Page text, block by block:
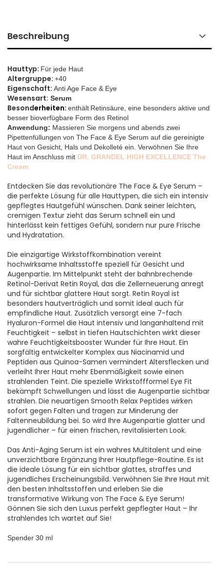
Beschreibung
Hauttyp: Für jede Haut
Altergruppe: +40
Eigenschaft: Anti Age Face & Eye
Wesensart: Serum
Besonderheiten: enthält Retinsäure, eine besonders aktive und
besser bioverfügbare Form des Retinol
Anwendung: Massieren Sie morgens und abends zwei
Pipettenfüllungen von The Face & Eye Serum auf die gereinigte
Haut von Gesicht, Hals und Dekolleté ein. Verwöhnen Sie Ihre
Haut im Anschluss mit DR. GRANDEL HIGH EXCELLENCE The
Cream
Entdecken Sie das revolutionäre The Face & Eye Serum –
die perfekte Lösung für alle Hauttypen, die sich ein intensiv
gepflegtes Hautgefühl wünschen. Dank seiner leichten,
cremigen Textur zieht das Serum schnell ein und
hinterlässt kein fettiges Gefühl, sondern nur pure Frische
und Hydratation.
Die einzigartige Wirkstoffkombination vereint
hochwirksame Inhaltsstoffe speziell für Gesicht und
Augenpartie. Im Mittelpunkt steht der bahnbrechende
Retinol-Derivat Retin Royal, das die Zellerneuerung anregt
und für sichtbar glattere Haut sorgt. Retin Royal ist
besonders hautverträglich und somit ideal auch für
empfindliche Haut. Zusätzlich versorgt eine 7-fach
Hyaluron-Formel die Haut intensiv und langanhaltend mit
Feuchtigkeit – selbst in tiefen Hautschichten wirkt dieser
wahre Feuchtigkeitsbooster Wunder für Ihre Haut. Ein
sorgfältig entwickelter Komplex aus Niacinamid und
Peptiden aus Quinoa-Samen vermindert Altersflecken und
verleiht Ihrer Haut mehr Ebenmäßigkeit sowie einen
strahlenden Teint. Die spezielle Wirkstoffformel Eye Fit
bekämpft Schwellungen und lässt die Augenpartie sichtbar
strahlen. Die neuartigen Smooth Relax Peptides wirken
sofort gegen Falten und tragen zur Minderung der
Faltenneubildung bei. So wird Ihre Augenpartie glatter und
jugendlicher – für einen frischen, revitalisierten Look.
Das Anti-Aging Serum ist ein wahres Multitalent und eine
unverzichtbare Ergänzung Ihrer Hautpflege-Routine. Es ist
die ideale Lösung für ein sichtbar glattes, straffes und
jugendliches Erscheinungsbild. Verwöhnen Sie Ihre Haut mit
den besten Inhaltsstoffen und erleben Sie die
transformative Wirkung von The Face & Eye Serum!
Gönnen Sie sich den Luxus perfekt gepflegter Haut – Ihr
strahlendes Ich wartet auf Sie!
Spender 30 ml